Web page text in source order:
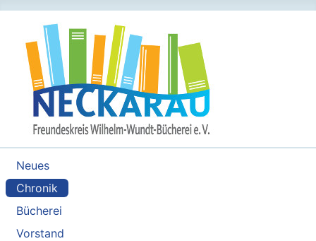
Neues
Chronik
Bücherei
Vorstand